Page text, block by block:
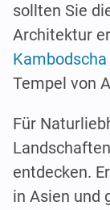
sollten Sie
Architektur
Kambodscha
Tempel von
Für
entdecken.
in Asien und